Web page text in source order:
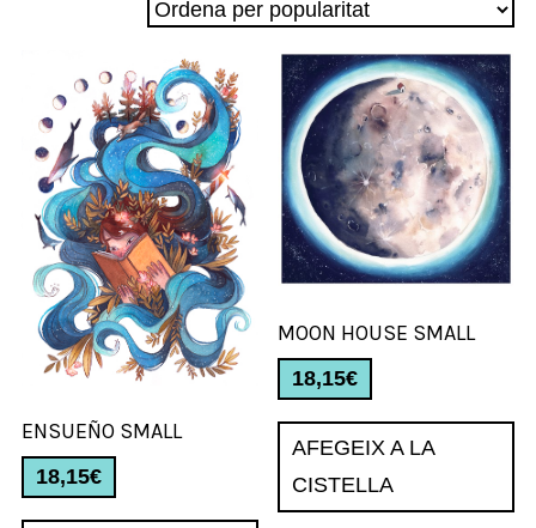
popularitat
ENSUEÑO SMALL
18,15€
MOON HOUSE SMALL
18,15€
AFEGEIX A LA
CISTELLA